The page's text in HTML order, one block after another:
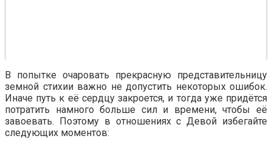
В попытке очаровать прекрасную представительницу
земной стихии важно не допустить некоторых ошибок.
Иначе путь к её сердцу закроется, и тогда уже придётся
потратить намного больше сил и времени, чтобы её
завоевать. Поэтому в отношениях с Девой избегайте
следующих моментов: